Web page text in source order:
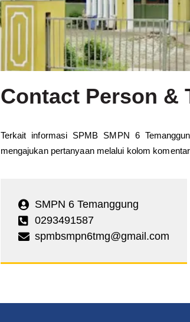
Contact Person &
Terkait informasi SPMB SMPN 6
mengajukan pertanyaan melalui kolom
SMPN 6 Temanggung
0293491587
spmbsmpn6tmg@gmail.com